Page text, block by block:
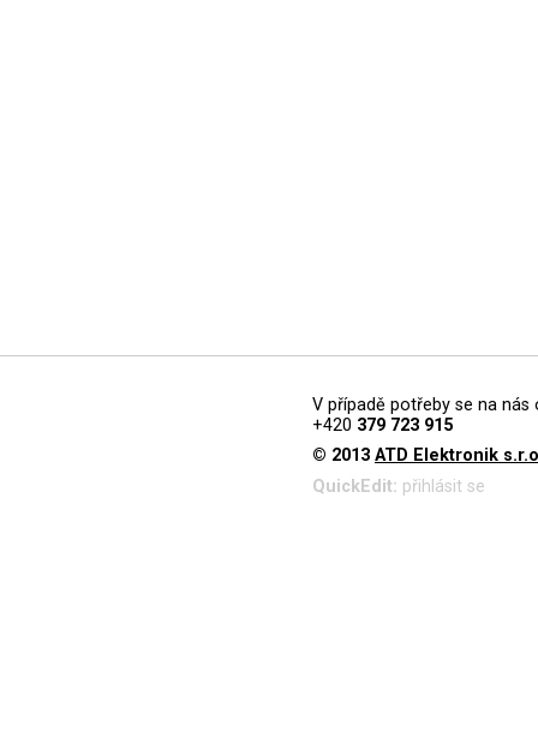
V případě potřeby se na
+420 379 723 915
© 2013 ATD Elektronik
QuickEdit: přihlásit se